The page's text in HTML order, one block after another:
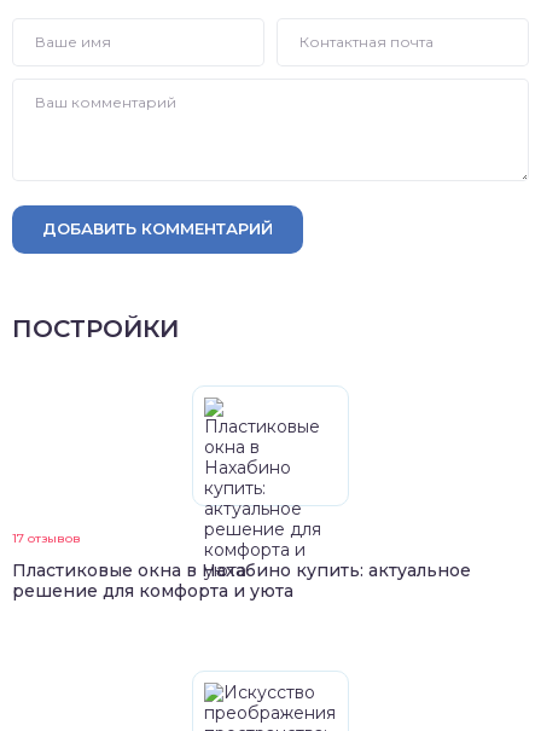
ДОБАВИТЬ КОММЕНТАРИЙ
ПОСТРОЙКИ
17 отзывов
Пластиковые окна в Нахабино купить: актуальное
решение для комфорта и уюта